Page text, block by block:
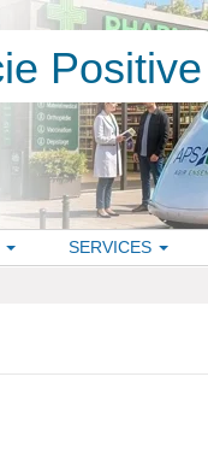
SERVICES